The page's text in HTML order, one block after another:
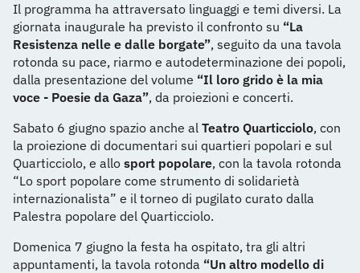
Il programma ha attraversato linguaggi e temi diversi. La
giornata inaugurale ha previsto il confronto su “La
Resistenza nelle e dalle borgate”, seguito da una tavola
rotonda su pace, riarmo e autodeterminazione dei popoli,
dalla presentazione del volume “Il loro grido è la mia
voce - Poesie da Gaza”, da proiezioni e concerti.
Sabato 6 giugno spazio anche al Teatro Quarticciolo, con
la proiezione di documentari sui quartieri popolari e sul
Quarticciolo, e allo sport popolare, con la tavola rotonda
“Lo sport popolare come strumento di solidarietà
internazionalista” e il torneo di pugilato curato dalla
Palestra popolare del Quarticciolo.
Domenica 7 giugno la festa ha ospitato, tra gli altri
appuntamenti, la tavola rotonda “Un altro modello di